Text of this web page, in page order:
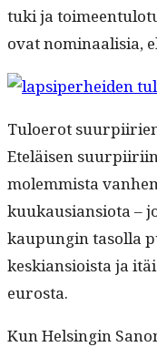
tu­ki ja
ovat nom­i­naal­isia,
Tulo­erot
Eteläisen
molem­mista
kuukau­sian­sio­ta –
kaupun­gin tasol­la
keskian­sioista ja
eurosta.
Kun Helsin­gin